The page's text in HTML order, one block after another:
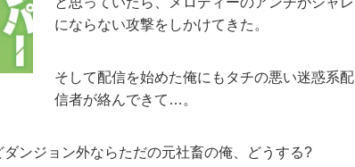
にならない攻撃をしかけてきた。
そして配信を始めた俺にもタチの悪い迷惑系配
信者が絡んできて…。
ンジョン外ならただの元社畜の俺、どうする?